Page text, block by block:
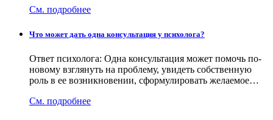
См. подробнее
Что может дать одна консультация у психолога?
Ответ психолога: Одна консультация может помочь по-
новому взглянуть на проблему, увидеть собственную
роль в ее возникновении, сформулировать желаемое…
См. подробнее